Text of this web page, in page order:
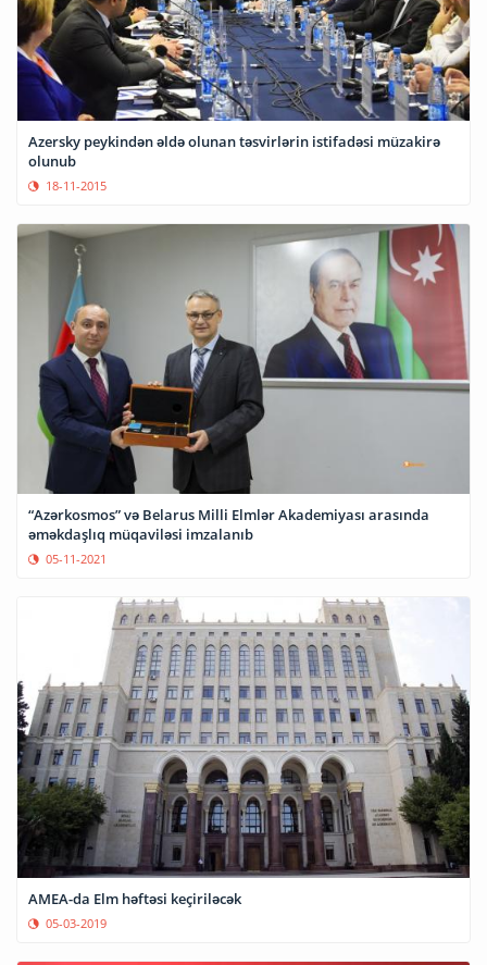
Azersky peykindən əldə olunan təsvirlərin istifadəsi müzakirə
olunub
18-11-2015
“Azərkosmos” və Belarus Milli Elmlər Akademiyası arasında
əməkdaşlıq müqaviləsi imzalanıb
05-11-2021
AMEA-da Elm həftəsi keçiriləcək
05-03-2019